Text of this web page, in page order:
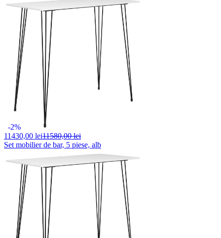
-2%
11430,00 lei11580,00 lei
Set mobilier de bar, 5 piese, alb